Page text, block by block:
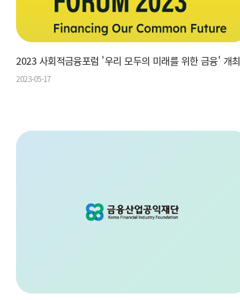
2023 사회적금융포럼 '우리 모두의 미래를 위한 금융' 개최
2023-05-17